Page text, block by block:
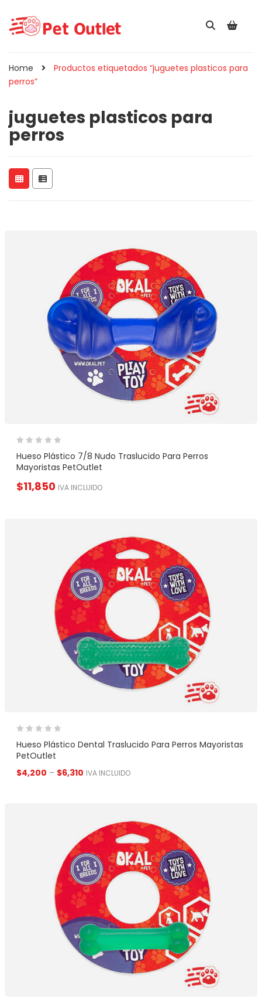
Home
Productos etiquetados “juguetes plasticos para
perros”
juguetes plasticos para
perros
Hueso Plástico 7/8 Nudo Traslucido Para Perros
Mayoristas PetOutlet
$11,850 IVA INCLUIDO
Hueso Plástico Dental Traslucido Para Perros Mayoristas
PetOutlet
$4,200 – $6,310 IVA INCLUIDO